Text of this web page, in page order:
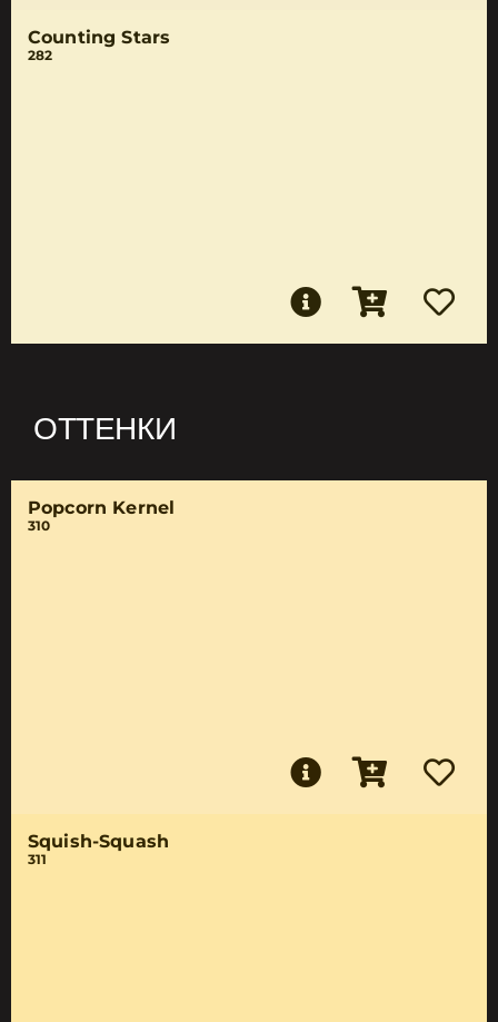
Counting Stars
282
ОТТЕНКИ
Popcorn Kernel
310
Squish-Squash
311